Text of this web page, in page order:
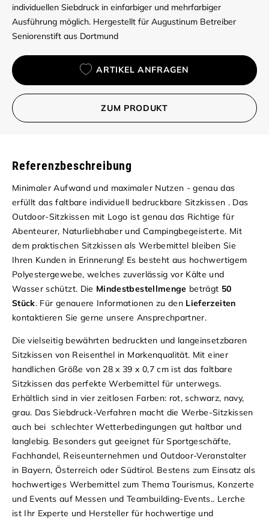
individuellen Siebdruck in einfarbiger und mehrfarbiger
Ausführung möglich. Hergestellt für Augustinum Betreiber
Seniorenstift aus Dortmund
ARTIKEL ANFRAGEN
ZUM PRODUKT
Referenzbeschreibung
Minimaler Aufwand und maximaler Nutzen - genau das
erfüllt das faltbare individuell bedruckbare Sitzkissen . Das
Outdoor-Sitzkissen mit Logo ist genau das Richtige für
Abenteurer, Naturliebhaber und Campingbegeisterte. Mit
dem praktischen Sitzkissen als Werbemittel bleiben Sie
Ihren Kunden in Erinnerung! Es besteht aus hochwertigem
Polyestergewebe, welches zuverlässig vor Kälte und
Wasser schützt. Die Mindestbestellmenge beträgt 50
Stück. Für genauere Informationen zu den Lieferzeiten
kontaktieren Sie gerne unsere Ansprechpartner.
Die vielseitig bewährten bedruckten und langeinsetzbaren
Sitzkissen von Reisenthel in Markenqualität. Mit einer
handlichen Größe von 28 x 39 x 0,7 cm ist das faltbare
Sitzkissen das perfekte Werbemittel für unterwegs.
Erhältlich sind in vier zeitlosen Farben: rot, schwarz, navy,
grau. Das Siebdruck-Verfahren macht die Werbe-Sitzkissen
auch bei schlechter Wetterbedingungen gut haltbar und
langlebig. Besonders gut geeignet für Sportgeschäfte,
Fachhandel, Reiseunternehmen und Outdoor-Veranstalter
in Bayern, Österreich oder Südtirol. Bestens zum Einsatz als
hochwertiges Werbemittel zum Thema Tourismus, Konzerte
und Events auf Messen und Teambuilding-Events.. Lerche
ist Ihr Experte und Hersteller für hochwertige und